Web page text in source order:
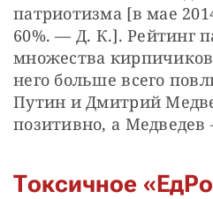
патриотизма [в мае
60%. — Д. К.]. Рейтинг
множества
него больше всего
Путин и Дмитрий
позитивно, а Медведев
Токсичное